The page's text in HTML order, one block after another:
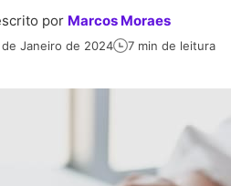
por Marcos Moraes
de Janeiro de 2024 7 min de leitura